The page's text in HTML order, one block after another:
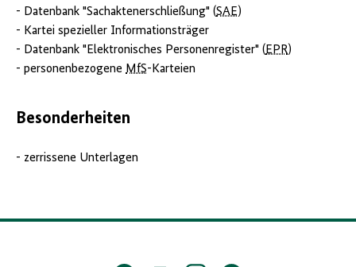
- Datenbank "Sachaktenerschließung" (SAE)
- Kartei spezieller Informationsträger
- Datenbank "Elektronisches Personenregister" ( EPR)
- personenbezogene MfS-Karteien
Besonderheiten
- zerrissene Unterlagen